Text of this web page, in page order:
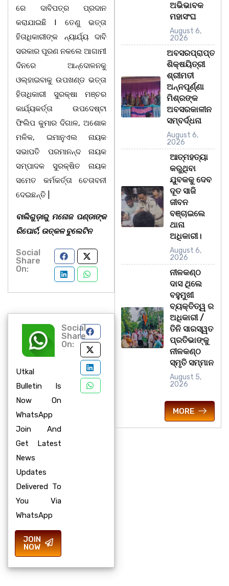
ରେ ଦାବିପତ୍ର ପ୍ରଦାନ
କରାଯାଇଛି l ତେଣୁ ଭତ୍ତା
ହିତାଧିକାରୀଙ୍କ ନ୍ୟାର୍ଯ୍ୟ ଦାବି
ସରକାର ପୂରଣ ନକଲେ ଆଗାମୀ
ଦିନରେ ଆନ୍ଦୋଳନକୁ
ଓଲ୍ହାଇବାକୁ ଉପଖଣ୍ଡ ଭତ୍ତା
ହିତାଧିକାରୀ ସୁରକ୍ଷା ମଞ୍ଚର
କାର୍ଯ୍ୟକର୍ତ୍ତା ଉପଦେଷ୍ଟା
ଫିଲିପ କୁମାର ଦିଗାଳ, ଅଶୋକ
ମଳିକ, ଇମାନୁଏଲ ନାୟକ
ସଭାପତି ପରମାନନ୍ଦ ନାୟକ
ସମ୍ପାଦକ ସୁରକ୍ଷିତ ନାୟକ
ସମେତ କର୍ମକର୍ତ୍ତା ଚେତାବନୀ
ଦେଇଛନ୍ତି |
ବାଲିଗୁଡ଼ାରୁ ମନୋଜ ପଣ୍ଡାଙ୍କ
ରିପୋର୍ଟ, ଉତ୍କଳ ବୁଲେଟିନ
Social
Share
On:
Utkal
Bulletin Is
Now On
WhatsApp
Join And
Get Latest
News
Updates
Delivered To
You Via
WhatsApp
JOIN
NOW
Social
Share
On:
ଅଭିଭାବକ
ମହାସଂଘ
August 6,
2026
ଅବସରପ୍ରାପ୍ତ
ଶିକ୍ଷୟିତ୍ରୀ
ଶ୍ରୀମତୀ
ଅନ୍ନପୂର୍ଣ୍ଣା
ମିଶ୍ରଙ୍କ
ଅବସରକାଳୀନ
ସମ୍ବର୍ଦ୍ଧନା
August 6,
2026
ଆତ୍ମହତ୍ୟା
କରୁଥିବା
ଯୁବକକୁ ଦେବ
ଦୂତ ସାଜି
ଜୀବନ
ବଞ୍ଚାଇଲେ
ଥାନା
ଅଧିକାରୀ।
August 6,
2026
ନୀଳକଣ୍ଠ
ଦାସ ଥିଲେ
ବହୁମୁଖୀ
ବ୍ୟକ୍ତିତ୍ୱ ର
ଅଧିକାରୀ /
ତିନି ସାରସ୍ୱତ
ପ୍ରତିଭାଙ୍କୁ
ନୀଳକଣ୍ଠ
ସ୍ମୃତି ସମ୍ମାନ
August 5,
2026
MORE